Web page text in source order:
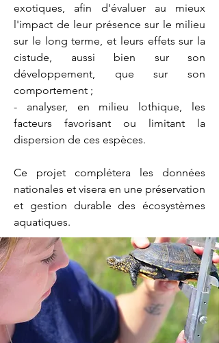
exotiques, afin d'évaluer au mieux
l'impact de leur présence sur le milieu
sur le long terme, et leurs effets sur la
cistude, aussi bien sur son
développement, que sur son
comportement ;
- analyser, en milieu lothique, les
facteurs favorisant ou limitant la
dispersion de ces espèces.
Ce projet complétera les données
nationales et visera en une préservation
et gestion durable des écosystèmes
aquatiques.